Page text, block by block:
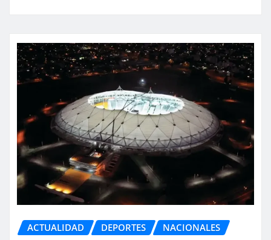
ACTUALIDAD DEPORTES NACIONALES